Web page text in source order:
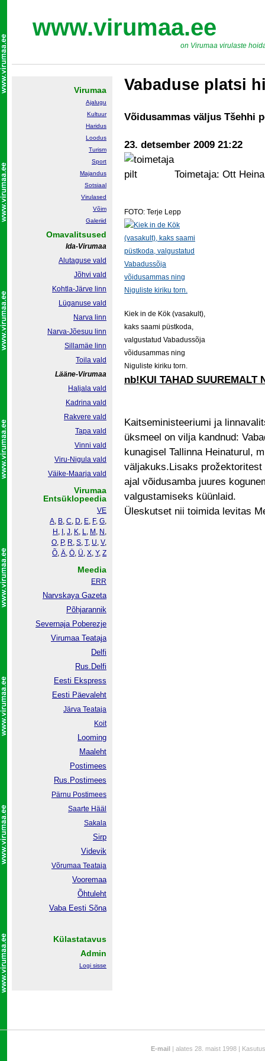
www.virumaa.ee
on Virumaa virulaste
Vabaduse platsi
Võidusammas väljus Tšehhi
23. detsember 2009 21:22
Toimetaja: Ott
FOTO: Terje Lepp
Kiek in de Kök (vasakult),
kaks saami püstkoda,
valgustatud Vabadussõja
võidusammas ning
Niguliste kiriku torn.
nb!KUI TAHAD
Kaitseministeeriumi ja
üksmeel on vilja kandnud:
kunagisel Tallinna Heinaturul,
väljakuks.Lisaks
ajal võidusamba juures
valgustamiseks küünlaid.
Üleskutset nii toimida levitas
Virumaa
Ajalugu
Kultuur
Haridus
Loodus
Turism
Sport
Majandus
Sotsiaal
Virulased
Võim
Galeriid
Omavalitsused
Ida-Virumaa
Alutaguse vald
Jõhvi vald
Kohtla-Järve linn
Lüganuse vald
Narva linn
Narva-Jõesuu linn
Sillamäe linn
Toila vald
Lääne-Virumaa
Haljala vald
Kadrina vald
Rakvere vald
Tapa vald
Vinni vald
Viru-Nigula vald
Väike-Maarja vald
Virumaa
Entsüklopeedia
VE
A, B, C, D, E, F, G,
H , , J, K, L, M , N ,
O, P, R, S, T, U, V,
Õ, Ä, Ö, Ü, X, Y, Z
Meedia
ERR
Narvskaya Gazeta
Põhjarannik
Severnaja Poberezje
Virumaa Teataja
Delfi
Rus.Delfi
Eesti Ekspress
Eesti Päevaleht
Järva Teataja
Koit
Looming
Maaleht
Postimees
Rus.Postimees
Pärnu Postimees
Saarte Hääl
Sakala
Sirp
Videvik
Võrumaa Teataja
Vooremaa
Õhtuleht
Vaba Eesti Sõna
Külastatavus
Admin
Logi sisse
E-mail | alates 28. maist 1998 |